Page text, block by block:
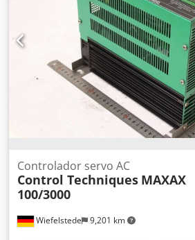
Wiefelstede 9,201 km
Controlador servo AC
Control Techniques MAXAX
100/3000